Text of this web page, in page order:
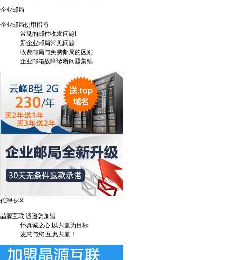
企业邮局
企业邮局使用指南
常见的邮件收发问题!
新企业邮局常见问题
收费邮局与免费邮局的区别
企业邮箱故障诊断问题集锦
代理专区
晶源互联 诚邀您加盟
怀真诚之心,以共赢为目标
麦慧与您,互惠共赢！